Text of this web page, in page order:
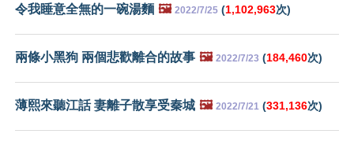
令我睡意全無的一碗湯麵 🖼️ 2022/7/25 (1,102,963次)
兩條小黑狗 兩個悲歡離合的故事 🖼️ 2022/7/23 (184,460次)
薄熙來聽江話 妻離子散享受秦城 🖼️ 2022/7/21 (331,136次)